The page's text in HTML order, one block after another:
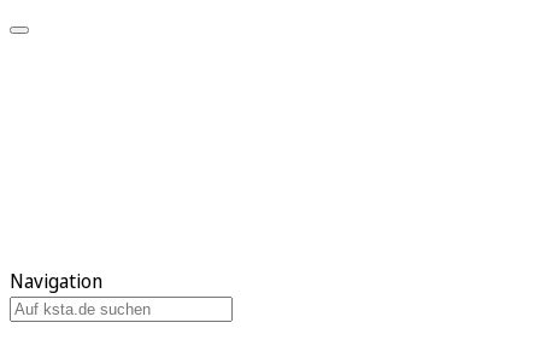
Navigation